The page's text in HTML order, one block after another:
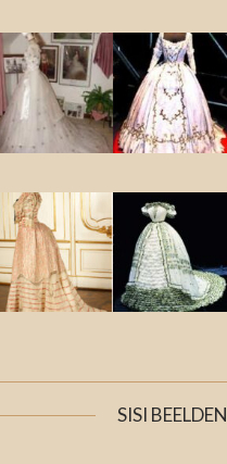
SISI BEELDEN